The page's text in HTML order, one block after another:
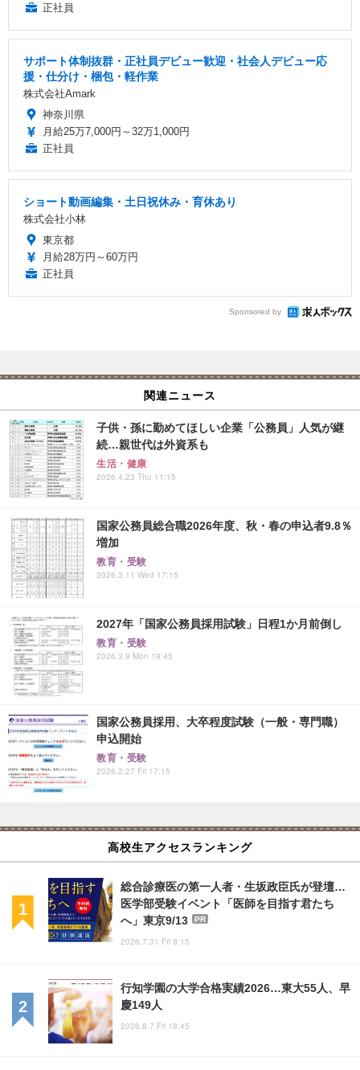
正社員
サポート体制抜群・正社員デビュー歓迎・社会人デビュー応
援・仕分け・梱包・軽作業
株式会社Amark
神奈川県
月給25万7,000円～32万1,000円
正社員
ショート動画編集・土日祝休み・育休あり
株式会社小林
東京都
月給28万円～60万円
正社員
Sponsored by
関連ニュース
子供・孫に勤めてほしい企業「公務員」人気が継
続…親世代は外資系も
生活・健康
2026.4.23 Thu 11:15
国家公務員総合職2026年度、秋・春の申込者9.8％
増加
教育・受験
2026.3.11 Wed 17:15
2027年「国家公務員採用試験」日程1か月前倒し
教育・受験
2026.3.9 Mon 19:45
国家公務員採用、大卒程度試験（一般・専門職）
申込開始
教育・受験
2026.2.27 Fri 17:15
高校生アクセスランキング
総合診療医の第一人者・生坂政臣氏が登壇…
医学部受験イベント「医師を目指す君たち
へ」東京9/13
PR
2026.7.31 Fri 9:15
行知学園の大学合格実績2026…東大55人、早
慶149人
2026.8.7 Fri 18:45